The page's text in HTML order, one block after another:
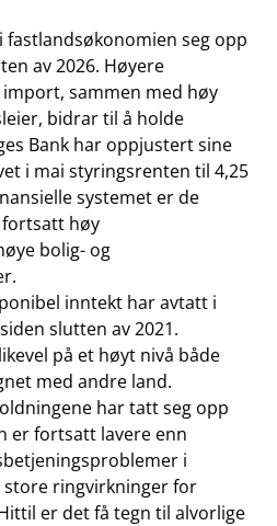
fastlandsøkonomien seg opp
av 2026. Høyere
sammen med høy
bidrar til å holde
Bank har oppjustert sine
i mai styringsrenten til 4,25
systemet er de
høy
bolig- og
inntekt har avtatt i
slutten av 2021.
på et høyt nivå både
med andre land.
har tatt seg opp
er fortsatt lavere enn
i
store ringvirkninger for
er det få tegn til alvorlige